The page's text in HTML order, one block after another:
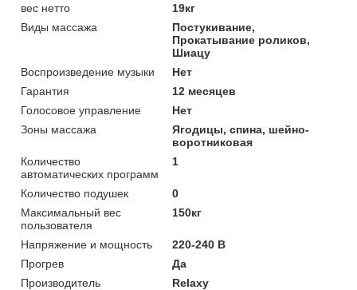
вес нетто
19кг
Виды массажа
Постукивание,
Прокатывание роликов,
Шиацу
Воспроизведение музыки
Нет
Гарантия
12 месяцев
Голосовое управление
Нет
Зоны массажа
Ягодицы, спина, шейно-
воротниковая
Количество
автоматических программ
1
Количество подушек
0
Максимальный вес
пользователя
150кг
Напряжение и мощность
220-240 В
Прогрев
Да
Производитель
Relaxy